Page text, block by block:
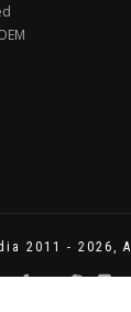
2011 - 2026,